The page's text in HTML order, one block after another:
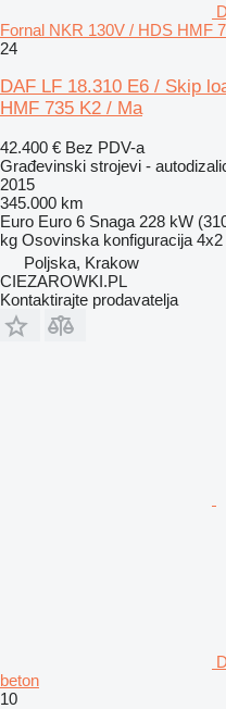
Fornal NKR 130V / HDS HMF
24
DAF LF 18.310 E6 / Skip
HMF 735 K2 / Ma
42.400 € Bez PDV-a
Građevinski strojevi -
2015
345.000 km
Euro Euro 6 Snaga 228 kW
kg Osovinska konfiguracija 4x2
Poljska, Krakow
CIEZAROWKI.PL
Kontaktirajte prodavatelja
beton
10